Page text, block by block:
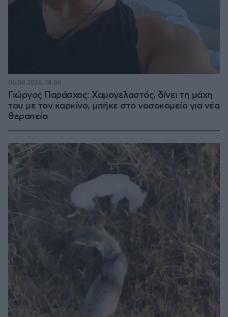
Γιώργος Παράσχος: Χαμογελαστός, δίνει τη μάχη
του με τον καρκίνο, μπήκε στο νοσοκομείο για νέα
θεραπεία
06.08.2026, 18:00